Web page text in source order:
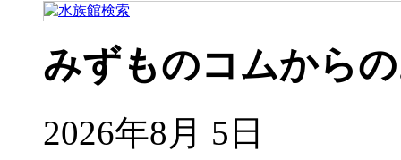
みずものコムから
2026年8月 5日